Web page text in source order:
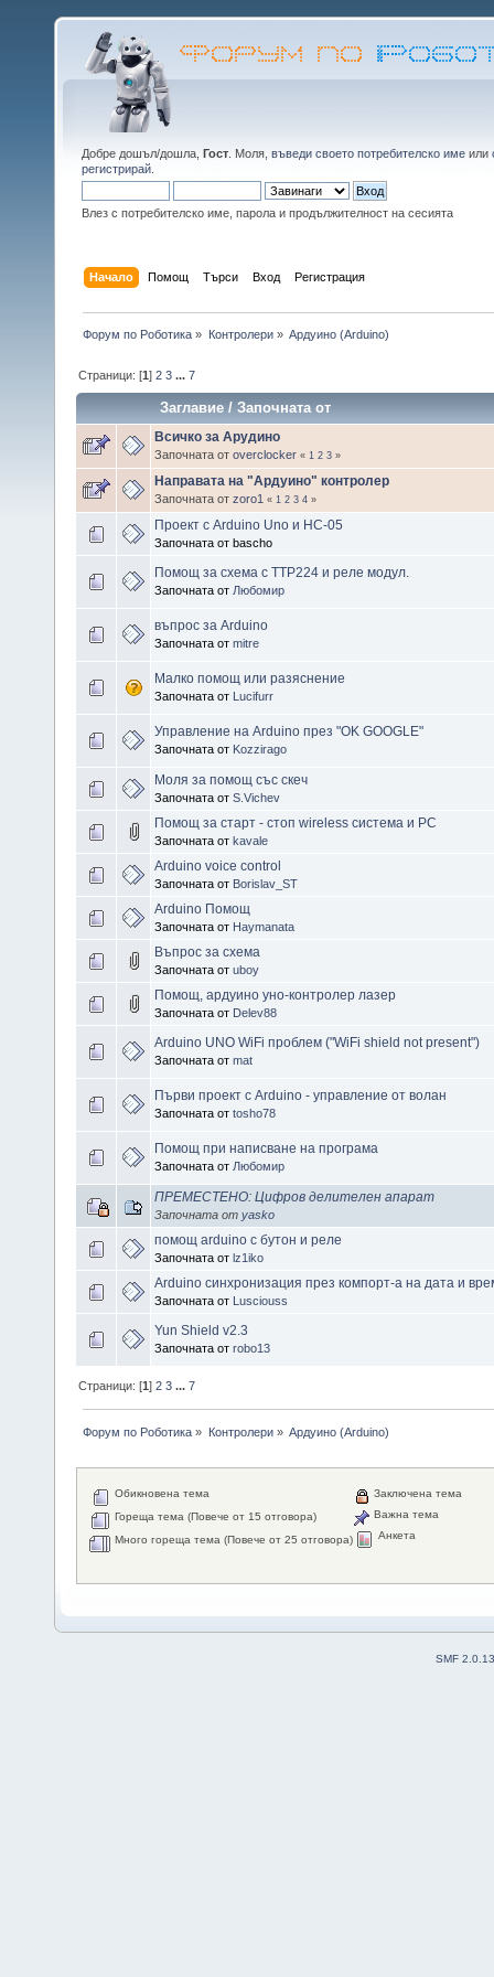
Добре дошъл/дошла, Гост . Моля, въведи своето потребителско име или
регистрирай
Влез с потребителско име, парола и продължителност на сесията
Начало Помощ Търси Вход Регистрация
Форум по Роботика » Контролери» Ардуино (Arduino)
Страници: [1]2 3 ...7
Заглавие /Започната от
Всичко за Арудино
Започната от overclocker « 1 2 3 »
Направата на "Ардуино" контролер
Започната от zoro1 « 1 2 3 4 »
Проект с Arduino Uno и HC-05
Започната от bascho
Помощ за схема с TTP224 и реле модул.
Започната от Любомир
въпрос за Arduino
Започната от mitre
Малко помощ или разяснение
Започната от Lucifurr
Управление на Arduino през "OK GOOGLE"
Започната от Kozzirago
Моля за помощ със скеч
Започната от S.Vichev
Помощ за старт - стоп wireless система и PC
Започната от kavale
Arduino voice control
Започната от Borislav_ST
Arduino Помощ
Започната от Haymanata
Въпрос за схема
Започната от uboy
Помощ, ардуино уно-контролер лазер
Започната от Delev88
Arduino UNO WiFi проблем ("WiFi shield not present")
Започната от mat
Първи проект с Arduino - управление от волан
Започната от tosho78
Помощ при написване на програма
Започната от Любомир
ПРЕМЕСТЕНО: Цифров делителен апарат
Започната от yasko
помощ arduino с бутон и реле
Започната от lz1iko
Arduino синхронизация през компорт-а на дата и
Започната от Lusciouss
Yun Shield v2.3
Започната от robo13
Страници: [1]2 3 ...7
Форум по Роботика » Контролери» Ардуино (Arduino)
Обикновена тема
Гореща тема (Повече от 15 отговора)
Много гореща тема (Повече от 25 отговора)
Заключена тема
Важна тема
Анкета
SMF 2.0.13